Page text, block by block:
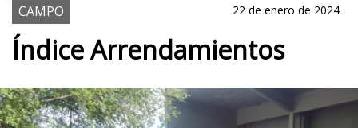
CAMPO 22 de enero de 2024
Índice Arrendamientos